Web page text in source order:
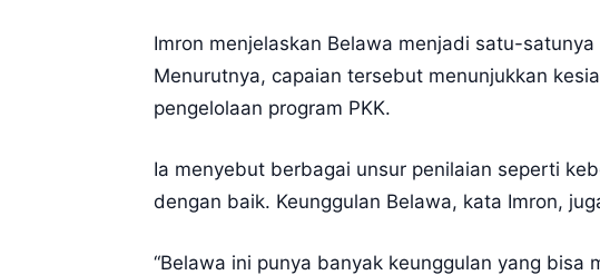
Imron menjelaskan Belawa menjadi satu-
Menurutnya, capaian tersebut menunjukkan
pengelolaan program PKK.
Ia menyebut berbagai unsur penilaian seperti
dengan baik. Keunggulan Belawa, kata Imron,
“Belawa ini punya banyak keunggulan yang bisa